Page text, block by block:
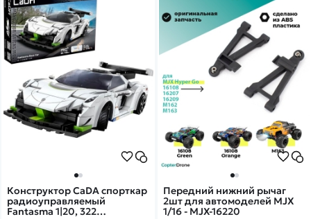
Конструктор CaDA спорткар
радиоуправляемый
Fantasma 1|20, 322
Передний нижний рычаг
2шт для автомоделей MJX
1/16 - MJX-16220